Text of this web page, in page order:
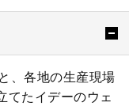
、各地の生産現場
てたイデーのウェ